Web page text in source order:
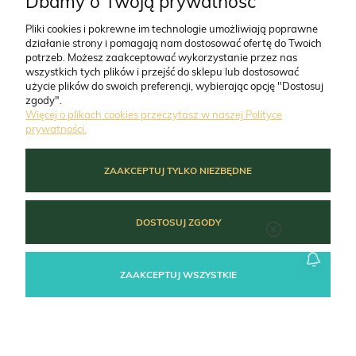
O FIRMIE
Pliki cookies i pokrewne im technologie umożliwiają poprawne
działanie strony i pomagają nam dostosować ofertę do Twoich
potrzeb. Możesz zaakceptować wykorzystanie przez nas
wszystkich tych plików i przejść do sklepu lub dostosować
użycie plików do swoich preferencji, wybierając opcję "Dostosuj
zgody".
Więcej o plikach cookies przeczytasz w naszej Polityce
prywatności.
ZAAKCEPTUJ TYLKO NIEZBĘDNE
DOSTOSUJ ZGODY
ZAAKCEPTUJ WSZYSTKIE